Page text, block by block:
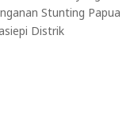
Stunting Papua
Distrik